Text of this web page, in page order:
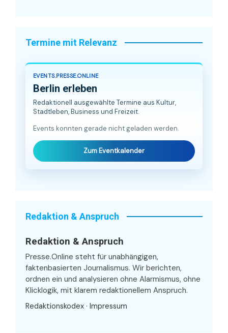
Termine mit Relevanz
EVENTS.PRESSE.ONLINE
Berlin erleben
Redaktionell ausgewählte Termine aus Kultur,
Stadtleben, Business und Freizeit.
Events konnten gerade nicht geladen werden.
Zum Eventkalender
Redaktion & Anspruch
Redaktion & Anspruch
Presse.Online steht für unabhängigen,
faktenbasierten Journalismus. Wir berichten,
ordnen ein und analysieren ohne Alarmismus, ohne
Klicklogik, mit klarem redaktionellem Anspruch.
Redaktionskodex · Impressum